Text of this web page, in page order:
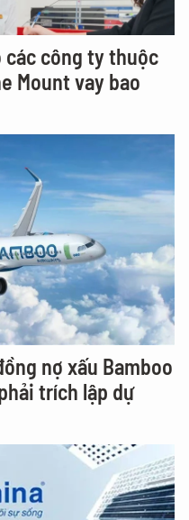
các công ty thuộc
Mount vay bao
nợ xấu Bamboo
trích lập dự